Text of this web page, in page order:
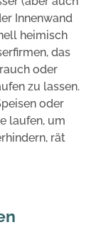
Innenwand
heimisch
das
oder
zu lassen.
oder
laufen, um
rät